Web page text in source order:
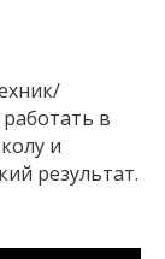
в
и
результат.